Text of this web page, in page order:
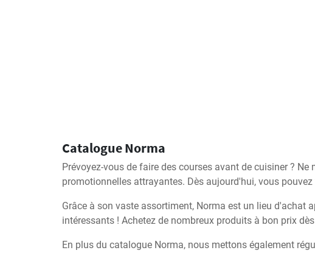
Catalogue Norma
Prévoyez-vous de faire des courses avant de cuisiner ?
promotionnelles attrayantes. Dès aujourd'hui, vous
Grâce à son vaste assortiment, Norma est un lieu d'achat
intéressants ! Achetez de nombreux produits à bon prix
En plus du catalogue Norma, nous mettons également